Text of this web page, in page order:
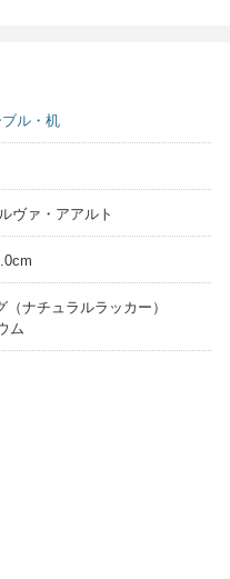
ブル・机
ヴァ・アアルト
ナチュラルラッカー）
ム